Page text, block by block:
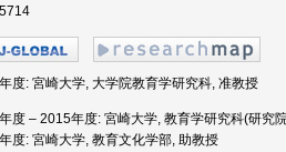
度: 宮崎大学, 大学院教育学研究科, 准教授
度 – 2015年度: 宮崎大学, 教育学研究科(研究
度: 宮崎大学, 教育文化学部, 助教授